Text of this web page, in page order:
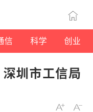
信 科学 创业
圳市工信局